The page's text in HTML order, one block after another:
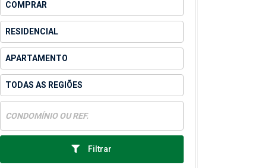
Filtrar